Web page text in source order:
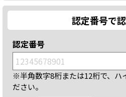
認定番号で
認定番号
※半角数字8桁または12桁で、ハ
ださい。